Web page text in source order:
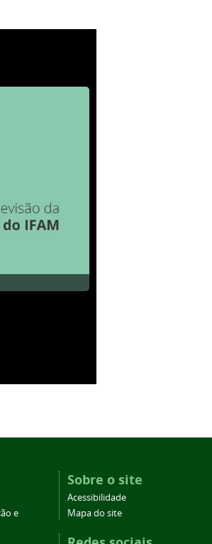
e
Sobre o site
Acessibilidade
Mapa do site